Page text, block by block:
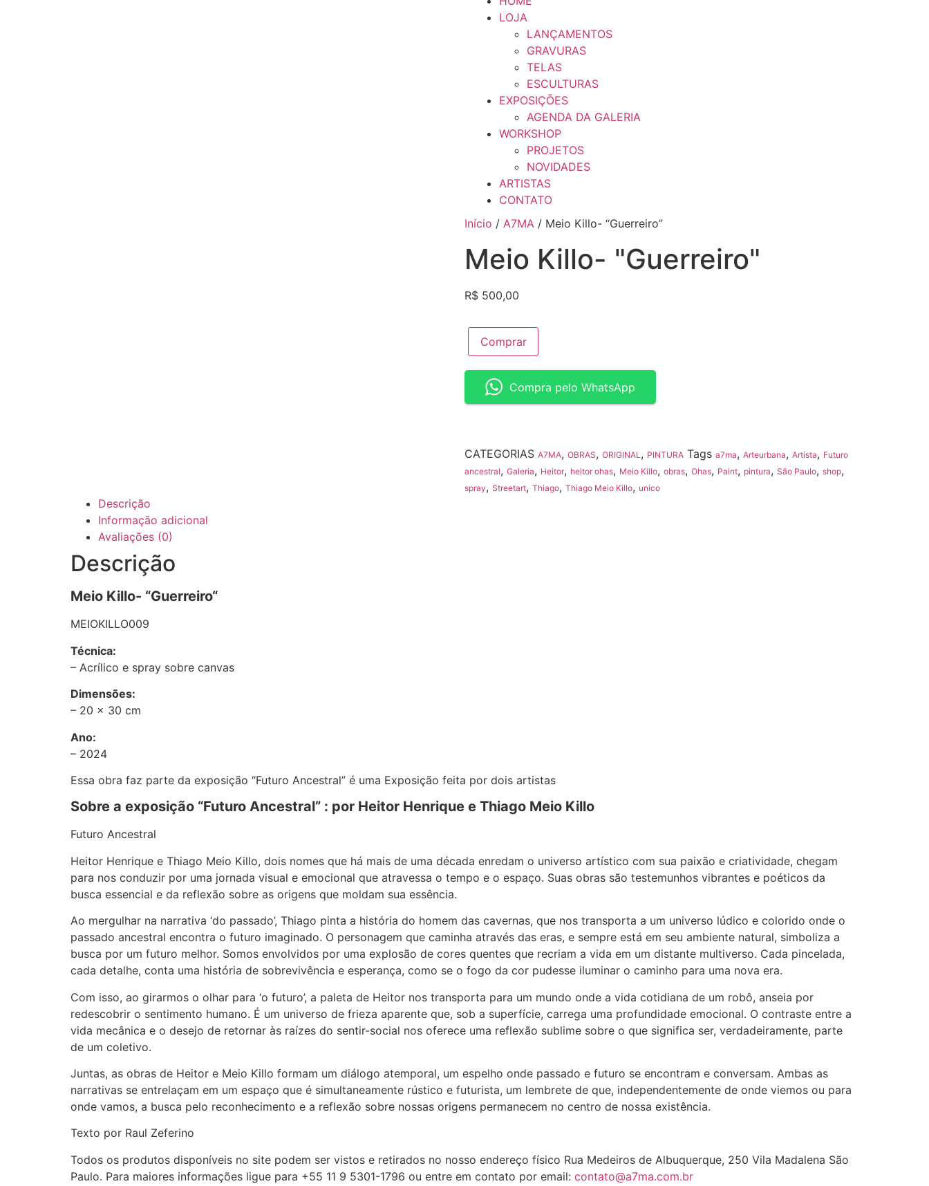
LOJA
LANÇAMENTOS
GRAVURAS
TELAS
ESCULTURAS
EXPOSIÇÕES
AGENDA DA GALERIA
WORKSHOP
PROJETOS
NOVIDADES
ARTISTAS
CONTATO
Início / A7MA / Meio Killo- “Guerreiro”
Meio Killo- "Guerreiro"
R$ 500,00
Comprar
Compra pelo WhatsApp
CATEGORIAS A7MA, OBRAS, ORIGINAL, PINTURA Tags a7ma, Arteurbana, Artista, Futuro
ancestral, Galeria, Heitor, heitor ohas, Meio Killo, obras, Ohas, Paint, pintura, São Paulo, shop,
spray, Streetart, Thiago, Thiago Meio Killo, unico
Descrição
Informação adicional
Avaliações (0)
Descrição
Meio Killo- “Guerreiro“
MEIOKILLO009
Técnica:
– Acrílico e spray sobre canvas
Dimensões:
– 20 x 30 cm
Ano:
– 2024
Essa obra faz parte da exposição “Futuro Ancestral” é uma Exposição feita por dois artistas
Sobre a exposição “Futuro Ancestral” : por Heitor Henrique e Thiago Meio Killo
Futuro Ancestral
Heitor Henrique e Thiago Meio Killo, dois nomes que há mais de uma década enredam o universo artístico com sua paixão e criatividade, chegam
para nos conduzir por uma jornada visual e emocional que atravessa o tempo e o espaço. Suas obras são testemunhos vibrantes e poéticos da
busca essencial e da reflexão sobre as origens que moldam sua essência.
Ao mergulhar na narrativa ‘do passado’, Thiago pinta a história do homem das cavernas, que nos transporta a um universo lúdico e colorido onde o
passado ancestral encontra o futuro imaginado. O personagem que caminha através das eras, e sempre está em seu ambiente natural, simboliza a
busca por um futuro melhor. Somos envolvidos por uma explosão de cores quentes que recriam a vida em um distante multiverso. Cada pincelada,
cada detalhe, conta uma história de sobrevivência e esperança, como se o fogo da cor pudesse iluminar o caminho para uma nova era.
Com isso, ao girarmos o olhar para ‘o futuro’, a paleta de Heitor nos transporta para um mundo onde a vida cotidiana de um robô, anseia por
redescobrir o sentimento humano. É um universo de frieza aparente que, sob a superfície, carrega uma profundidade emocional. O contraste entre a
vida mecânica e o desejo de retornar às raízes do sentir-social nos oferece uma reflexão sublime sobre o que significa ser, verdadeiramente, parte
de um coletivo.
Juntas, as obras de Heitor e Meio Killo formam um diálogo atemporal, um espelho onde passado e futuro se encontram e conversam. Ambas as
narrativas se entrelaçam em um espaço que é simultaneamente rústico e futurista, um lembrete de que, independentemente de onde viemos ou para
onde vamos, a busca pelo reconhecimento e a reflexão sobre nossas origens permanecem no centro de nossa existência.
Texto por Raul Zeferino
Todos os produtos disponíveis no site podem ser vistos e retirados no nosso endereço físico Rua Medeiros de Albuquerque, 250 Vila Madalena São
Paulo. Para maiores informações ligue para +55 11 9 5301-1796 ou entre em contato por email: contato@a7ma.com.br